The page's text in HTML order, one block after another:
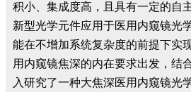
积小、集成度高，且具有一定的自
新型光学元件应用于医用内窥镜光
能在不增加系统复杂度的前提下实
用内窥镜焦深的内在要求出发，结
入研究了一种大焦深医用内窥镜光